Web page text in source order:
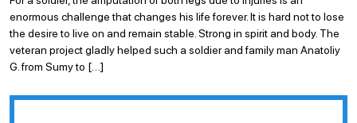
enormous challenge that changes his life forever. It is hard not to lose
the desire to live on and remain stable. Strong in spirit and body. The
veteran project gladly helped such a soldier and family man Anatoliy
G. from Sumy to […]